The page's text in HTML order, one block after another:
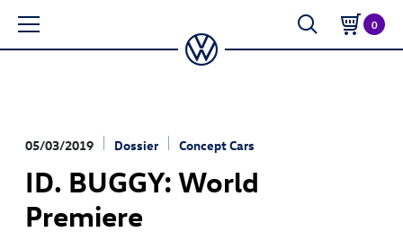
0
05/03/2019 Dossier Concept Cars
ID. BUGGY: World
Premiere